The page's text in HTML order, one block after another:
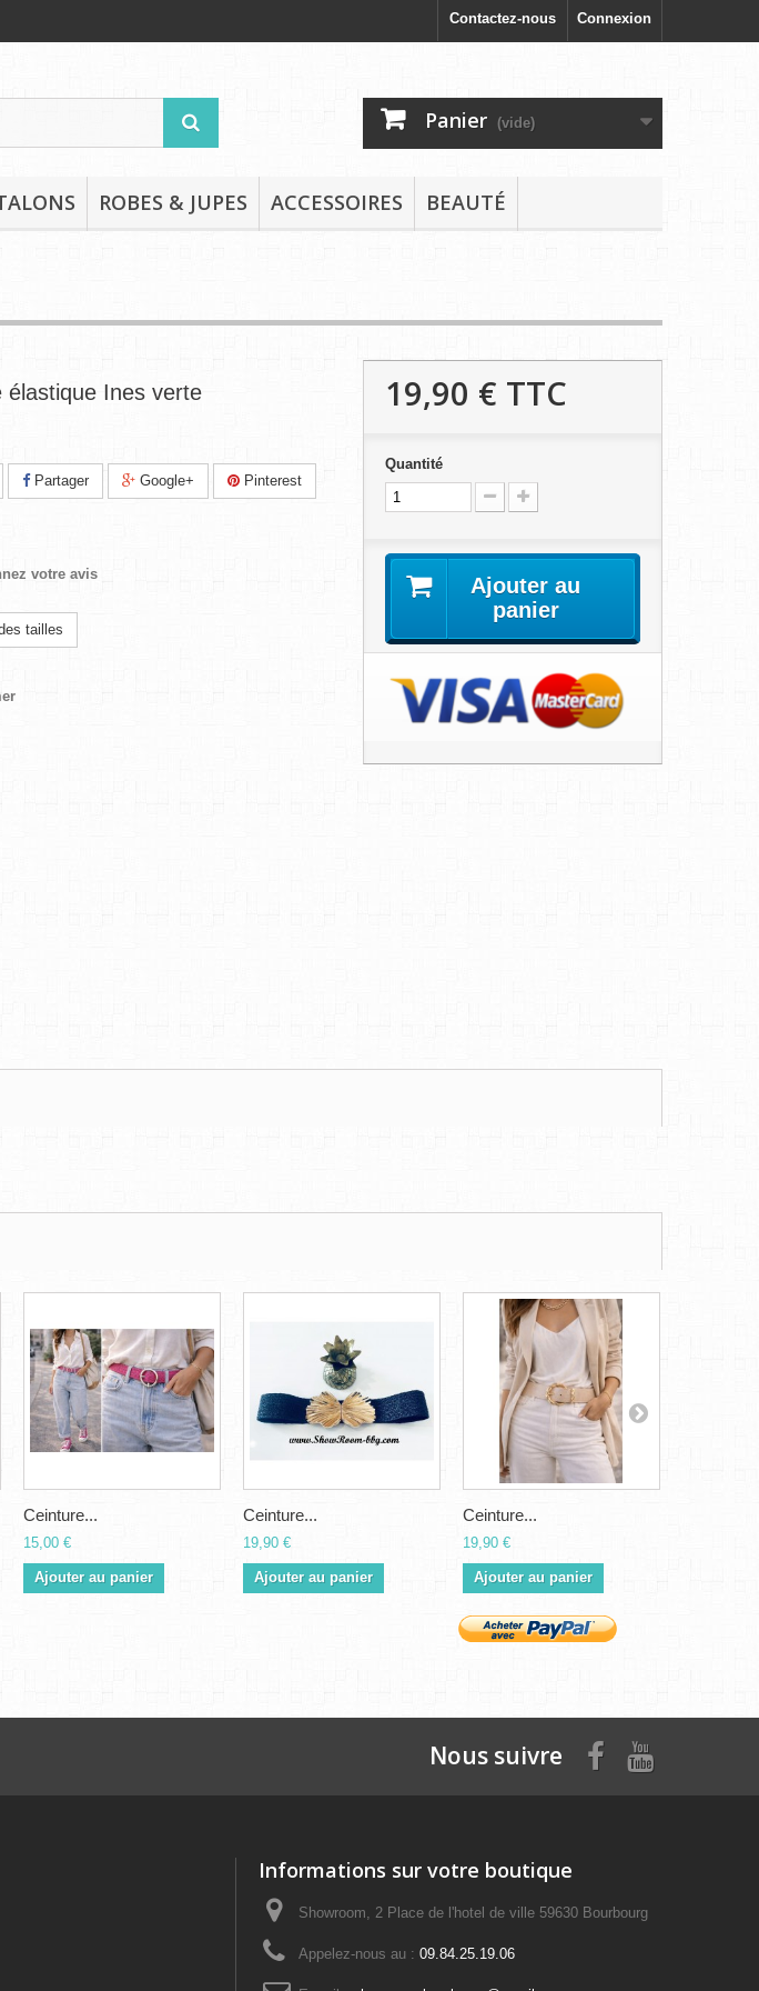
Connexion
Contactez-nous
Panier (vide)
ROBES & JUPES ACCESSOIRES BEAUTÉ
élastique Ines verte
Partager Google+ Pinterest
votre avis
tailles
19,90 € TTC
Quantité
Ajouter au
panier
Ceinture...
15,00 €
Ajouter au panier
Ceinture...
19,90 €
Ajouter au panier
Ceinture...
19,90 €
Ajouter au panier
Nous suivre
Informations sur votre boutique
Showroom, 2 Place de l'hotel de ville 59630 Bourbourg
Appelez-nous au : 09.84.25.19.06